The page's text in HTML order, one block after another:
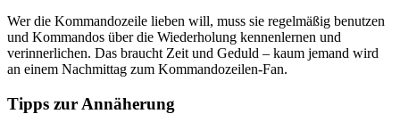
Wer die Kommandozeile lieben will, muss sie regelmäßig benutzen
und Kommandos über die Wiederholung kennenlernen und
verinnerlichen. Das braucht Zeit und Geduld – kaum jemand wird
an einem Nachmittag zum Kommandozeilen-Fan.
Tipps zur Annäherung